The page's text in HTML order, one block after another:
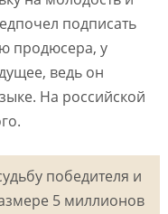
подписать
продюсера, у
ведь он
На российской
победителя и
5 миллионов